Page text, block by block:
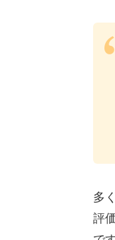
多
評